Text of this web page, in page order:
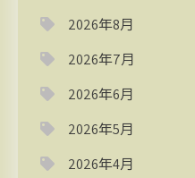
2026年8月
2026年7月
2026年6月
2026年5月
2026年4月